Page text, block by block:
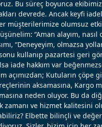
Bu süreç boyunca
devrede. Ancak keyfi
müşterilerimize olumsuz
“Aman alayım, nasıl
“Deneyeyim, olmazsa
kullanıp pazartesi geri
iade hakkım var
açımızdan; Kutuların çöpe
aksamasına, Kargo
neden oluyor. Bu da
zamanı ve hizmet kalitesini
Elbette bilinçli ve